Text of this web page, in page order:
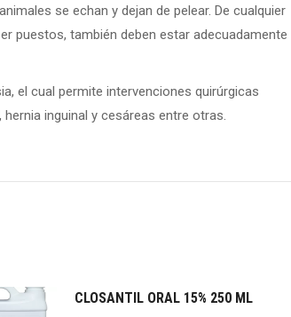
se echan y dejan de pelear. De cualquier
puestos, también deben estar adecuadamente
el cual permite intervenciones quirúrgicas
inguinal y cesá­reas entre otras.
CLOSANTIL ORAL 15% 250 ML